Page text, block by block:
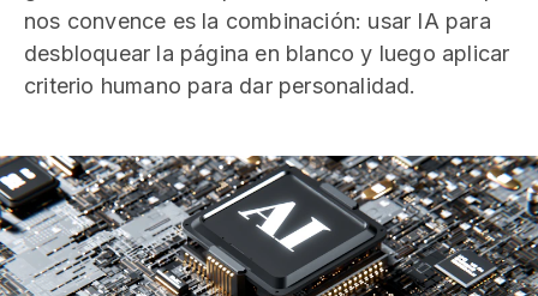
nos convence es la combinación: usar IA para
desbloquear la página en blanco y luego aplicar
criterio humano para dar personalidad.